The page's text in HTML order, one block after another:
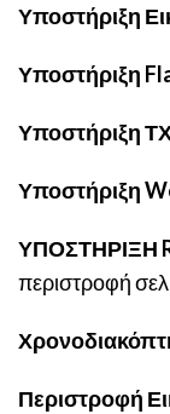
Υποστήριξη
Υποστήριξη
Υποστήριξη
Υποστήριξη
ΥΠΟΣΤΗΡΙΞΗ
περιστροφή
Περιστροφή